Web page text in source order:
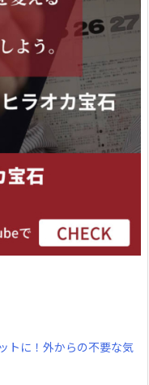
トに！外からの不要な気